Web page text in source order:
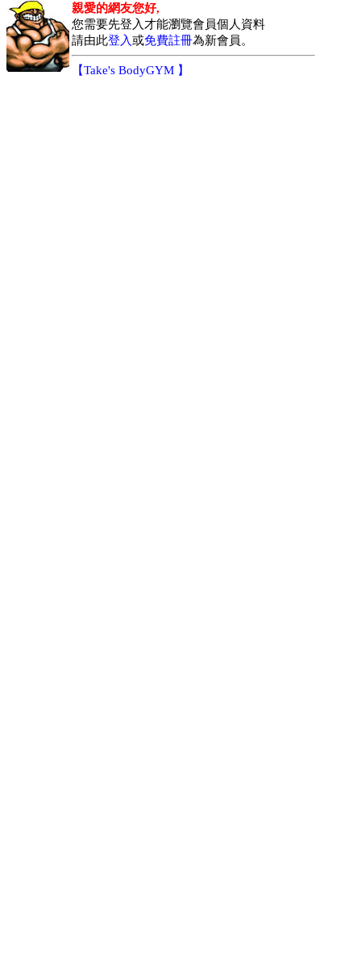
親愛的網友您好,
您需要先登入才能瀏覽會員個人資料
請由此登入或免費註冊為新會員。
【Take's BodyGYM 】